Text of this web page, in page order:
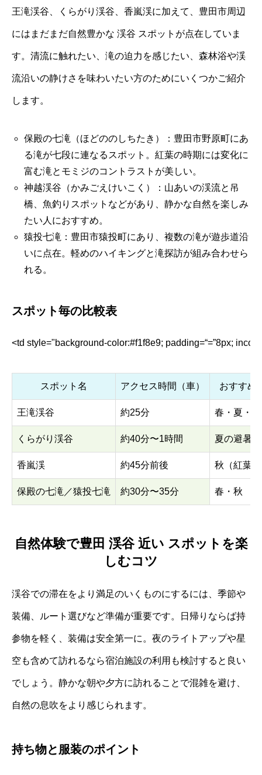
王滝渓谷、くらがり渓谷、香嵐渓に加えて、豊田市周辺
にはまだまだ自然豊かな 渓谷 スポットが点在していま
す。清流に触れたい、滝の迫力を感じたい、森林浴や渓
流沿いの静けさを味わいたい方のためにいくつかご紹介
します。
保殿の七滝（ほどののしちたき）：豊田市野原町にあ
る滝が七段に連なるスポット。紅葉の時期には変化に
富む滝とモミジのコントラストが美しい。
神越渓谷（かみごえけいこく）：山あいの渓流と吊
橋、魚釣りスポットなどがあり、静かな自然を楽しみ
たい人におすすめ。
猿投七滝：豊田市猿投町にあり、複数の滝が遊歩道沿
いに点在。軽めのハイキングと滝探訪が組み合わせら
れる。
スポット毎の比較表
<td style="background-color:#f1f8e9; padding=“=”8px;
スポット名 アクセス時間（車） おすすめ
王滝渓谷 約25分 春・夏・秋
くらがり渓谷 約40分〜1時間 夏の避暑
香嵐渓 約45分前後 秋（紅葉
保殿の七滝／猿投七滝 約30分〜35分 春・秋
自然体験で豊田 渓谷 近い スポットを楽
しむコツ
渓谷での滞在をより満足のいくものにするには、季節や
装備、ルート選びなど準備が重要です。日帰りならば持
参物を軽く、装備は安全第一に。夜のライトアップや星
空も含めて訪れるなら宿泊施設の利用も検討すると良い
でしょう。静かな朝や夕方に訪れることで混雑を避け、
自然の息吹をより感じられます。
持ち物と服装のポイント